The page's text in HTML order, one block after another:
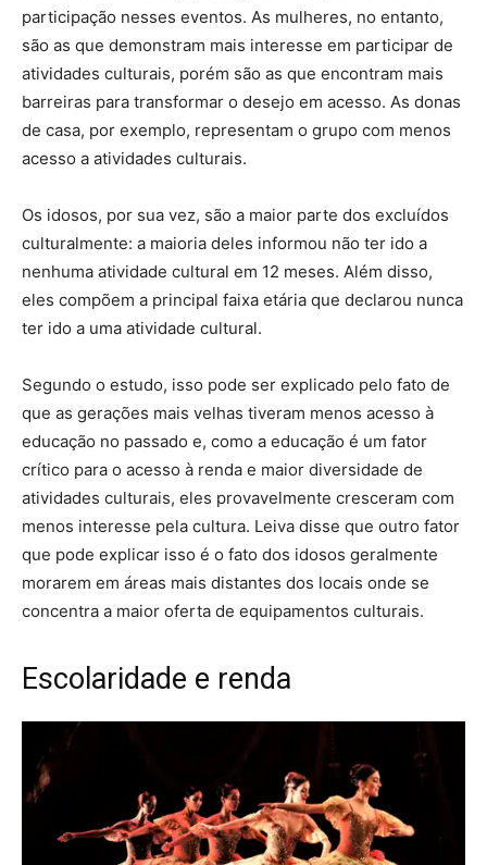
participação nesses eventos. As mulheres, no entanto,
são as que demonstram mais interesse em participar de
atividades culturais, porém são as que encontram mais
barreiras para transformar o desejo em acesso. As donas
de casa, por exemplo, representam o grupo com menos
acesso a atividades culturais.
Os idosos, por sua vez, são a maior parte dos excluídos
culturalmente: a maioria deles informou não ter ido a
nenhuma atividade cultural em 12 meses. Além disso,
eles compõem a principal faixa etária que declarou nunca
ter ido a uma atividade cultural.
Segundo o estudo, isso pode ser explicado pelo fato de
que as gerações mais velhas tiveram menos acesso à
educação no passado e, como a educação é um fator
crítico para o acesso à renda e maior diversidade de
atividades culturais, eles provavelmente cresceram com
menos interesse pela cultura. Leiva disse que outro fator
que pode explicar isso é o fato dos idosos geralmente
morarem em áreas mais distantes dos locais onde se
concentra a maior oferta de equipamentos culturais.
Escolaridade e renda